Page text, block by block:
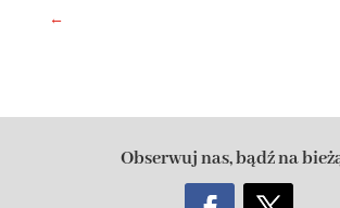
←
Obserwuj nas, bądź na